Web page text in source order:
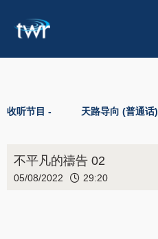
收听节目 - 天路导向 (普通话)
不平凡的禱告 02
05/08/2022 29:20